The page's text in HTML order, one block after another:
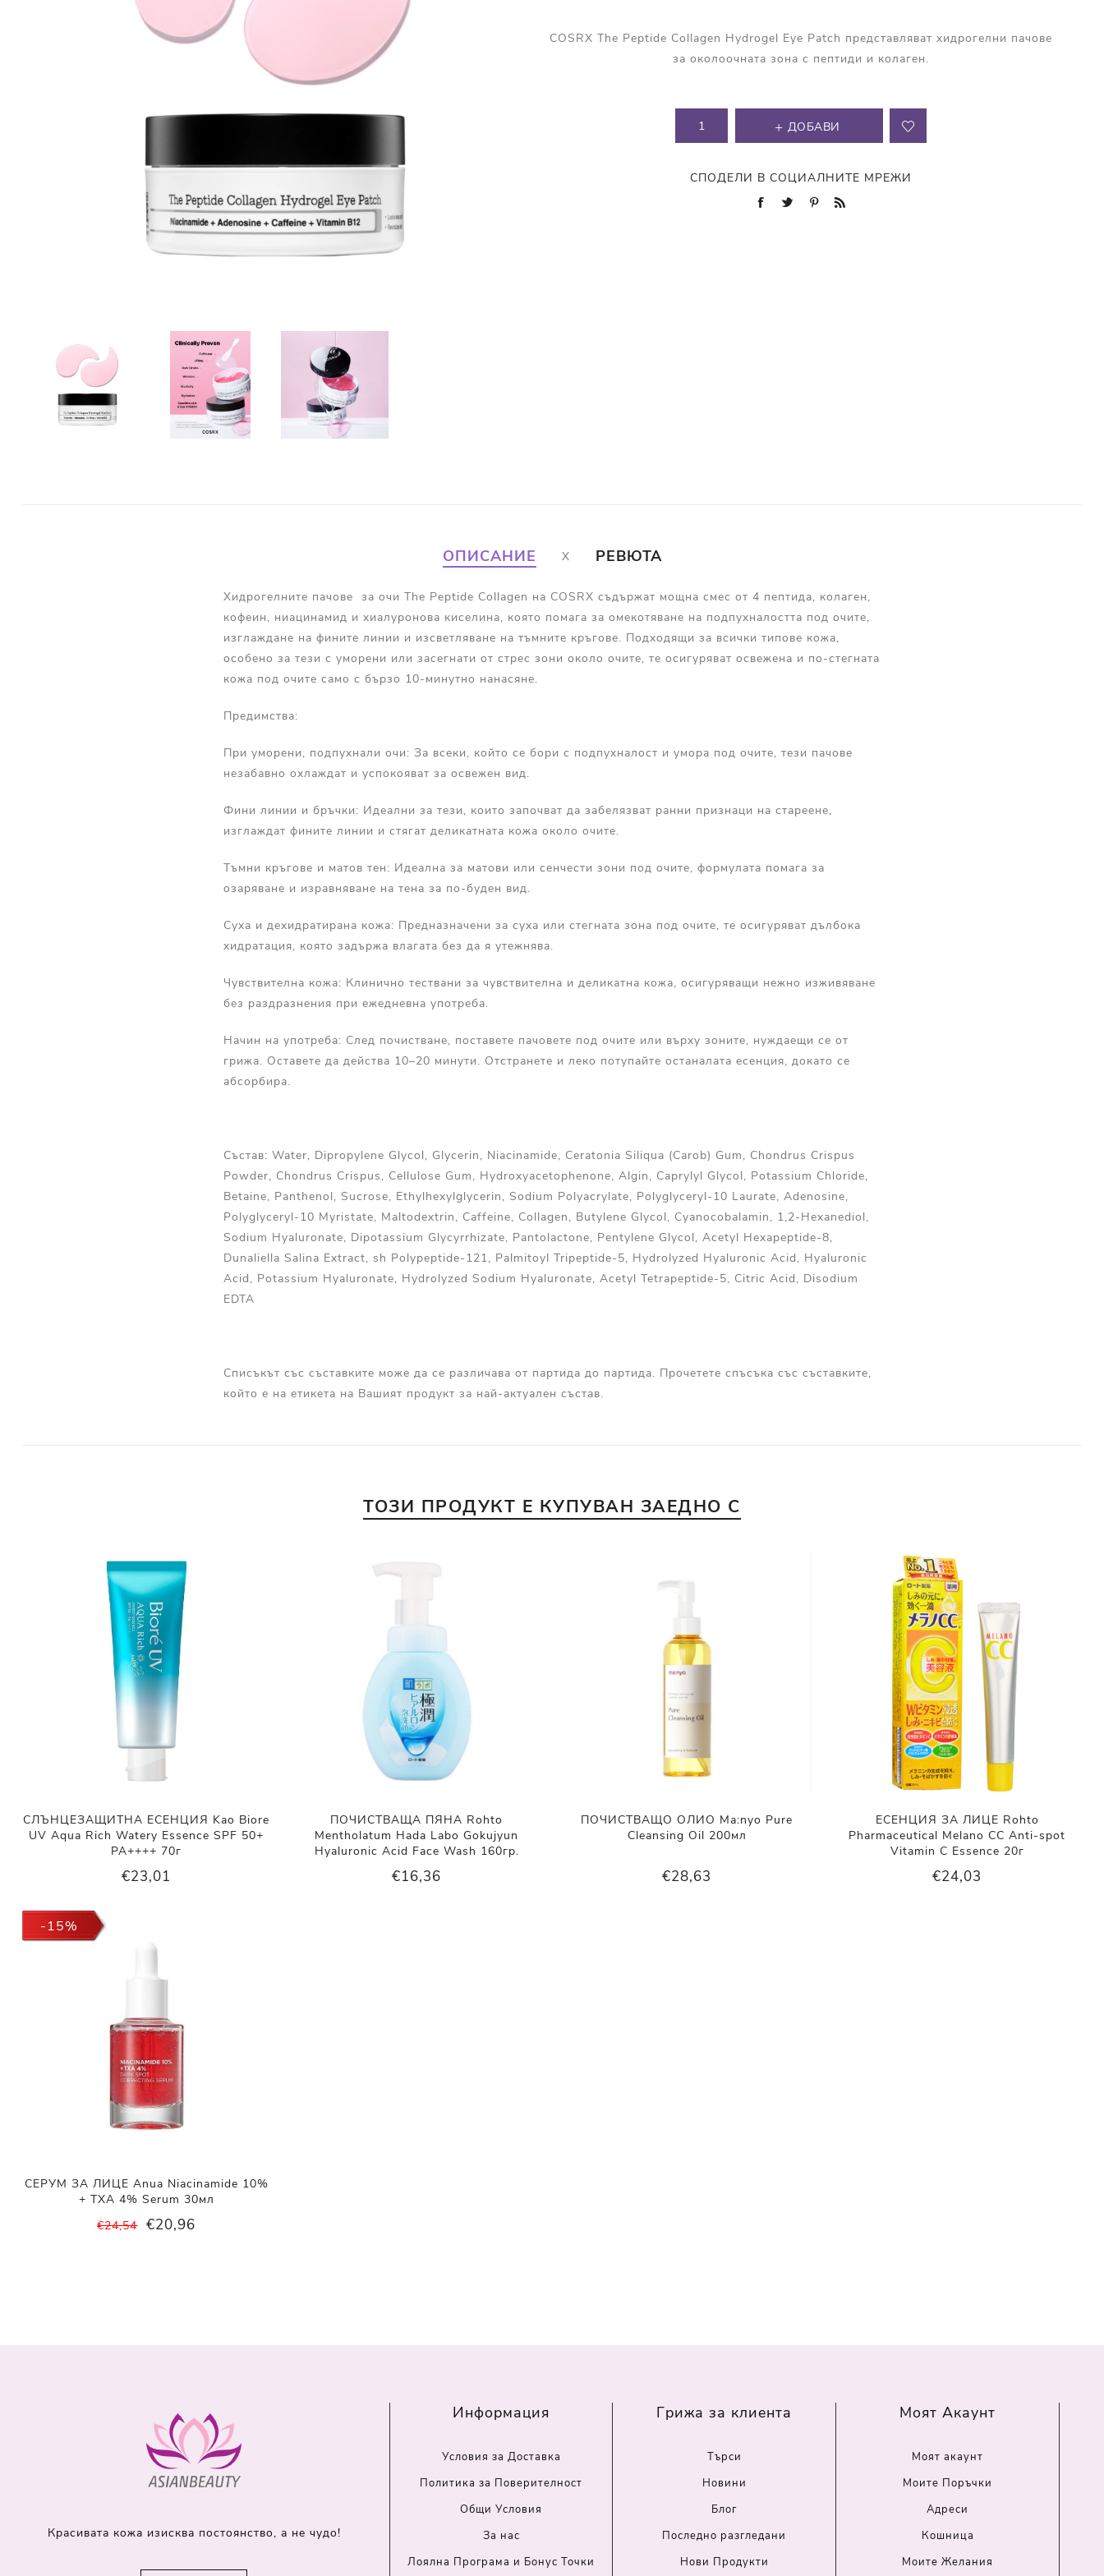
Комбинирана Кожа
Витамин С
COSRX The Peptide Collagen Hydrogel Eye Patch представляват хидрогелни пачове
за околоочната зона с пептиди и колаген.
ДОБАВИ
СПОДЕЛИ В СОЦИАЛНИТЕ МРЕЖИ
ОПИСАНИЕ РЕВЮТА
Хидрогелните пачове за очи The Peptide Collagen на COSRX съдържат мощна смес от 4 пептида, колаген,
кофеин, ниацинамид и хиалуронова киселина, която помага за омекотяване на подпухналостта под очите,
изглаждане на фините линии и изсветляване на тъмните кръгове. Подходящи за всички типове кожа,
особено за тези с уморени или засегнати от стрес зони около очите, те осигуряват освежена и по-стегната
кожа под очите само с бързо 10-минутно нанасяне.
Предимства:
При уморени, подпухнали очи: За всеки, който се бори с подпухналост и умора под очите, тези пачове
незабавно охлаждат и успокояват за освежен вид.
Фини линии и бръчки: Идеални за тези, които започват да забелязват ранни признаци на стареене,
изглаждат фините линии и стягат деликатната кожа около очите.
Тъмни кръгове и матов тен: Идеална за матови или сенчести зони под очите, формулата помага за
озаряване и изравняване на тена за по-буден вид.
Суха и дехидратирана кожа: Предназначени за суха или стегната зона под очите, те осигуряват дълбока
хидратация, която задържа влагата без да я утежнява.
Чувствителна кожа: Клинично тествани за чувствителна и деликатна кожа, осигуряващи нежно изживяване
без раздразнения при ежедневна употреба.
Начин на употреба: След почистване, поставете пачовете под очите или върху зоните, нуждаещи се от
грижа. Оставете да действа 10–20 минути. Отстранете и леко потупайте останалата есенция, докато се
абсорбира.
Състав: Water, Dipropylene Glycol, Glycerin, Niacinamide, Ceratonia Siliqua (Carob) Gum, Chondrus Crispus
Powder, Chondrus Crispus, Cellulose Gum, Hydroxyacetophenone, Algin, Caprylyl Glycol, Potassium Chloride,
Betaine, Panthenol, Sucrose, Ethylhexylglycerin, Sodium Polyacrylate, Polyglyceryl-10 Laurate, Adenosine,
Polyglyceryl-10 Myristate, Maltodextrin, Caffeine, Collagen, Butylene Glycol, Cyanocobalamin, 1,2-Hexanediol,
Sodium Hyaluronate, Dipotassium Glycyrrhizate, Pantolactone, Pentylene Glycol, Acetyl Hexapeptide-8,
Dunaliella Salina Extract, sh Polypeptide-121, Palmitoyl Tripeptide-5, Hydrolyzed Hyaluronic Acid, Hyaluronic
Acid, Potassium Hyaluronate, Hydrolyzed Sodium Hyaluronate, Acetyl Tetrapeptide-5, Citric Acid, Disodium
EDTA
Списъкът със съставките може да се различава от партида до партида. Прочетете спъсъка със съставките,
който е на етикета на Вашият продукт за най-актуален състав.
ТОЗИ ПРОДУКТ Е КУПУВАН ЗАЕДНО С
СЛЪНЦЕЗАЩИТНА ЕСЕНЦИЯ Kao Biore
UV Aqua Rich Watery Essence SPF 50+
PA++++ 70г
€23,01
ПОЧИСТВАЩА ПЯНА Rohto
Mentholatum Hada Labo Gokujyun
Hyaluronic Acid Face Wash 160гр.
€16,36
ПОЧИСТВАЩО ОЛИО Ma:nyo Pure
Cleansing Oil 200мл
€28,63
ЕСЕНЦИЯ ЗА ЛИЦЕ Rohto
Pharmaceutical Melano CC Anti-spot
Vitamin C Essence 20г
€24,03
-15%
СЕРУМ ЗА ЛИЦЕ Anua Niacinamide 10%
+ TXA 4% Serum 30мл
€24,54 €20,96
Красивата кожа изисква постоянство, а не чудо!
Информация
Условия за Доставка
Политика за Поверителност
Общи Условия
За нас
Лоялна Програма и Бонус Точки
Грижа за клиента
Търси
Новини
Блог
Последно разгледани
Нови Продукти
Моят Акаунт
Моят акаунт
Моите Поръчки
Адреси
Кошница
Моите Желания